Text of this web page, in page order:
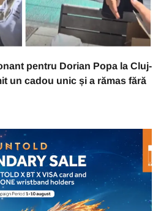
pentru Dorian Popa la Cluj-
un cadou unic și a rămas fără